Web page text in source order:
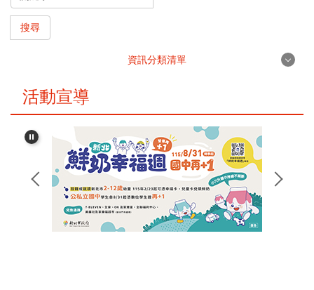
搜尋
資訊分類清單
最新消息
活動宣導